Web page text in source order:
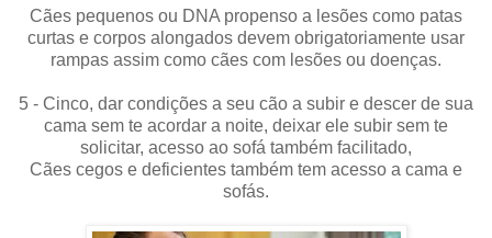
Cães pequenos ou DNA propenso a lesões como patas
curtas e corpos alongados devem obrigatoriamente usar
rampas assim como cães com lesões ou doenças.
5 - Cinco, dar condições a seu cão a subir e descer de sua
cama sem te acordar a noite, deixar ele subir sem te
solicitar, acesso ao sofá também facilitado,
Cães cegos e deficientes também tem acesso a cama e
sofás.